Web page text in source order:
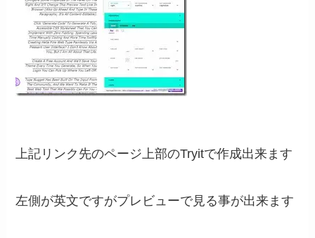
上記リンク先のページ上部のTryitで作成出来ます
左側が英文ですがプレビューで見る事が出来ます